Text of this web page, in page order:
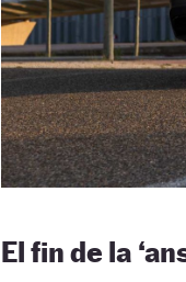
El fin de la